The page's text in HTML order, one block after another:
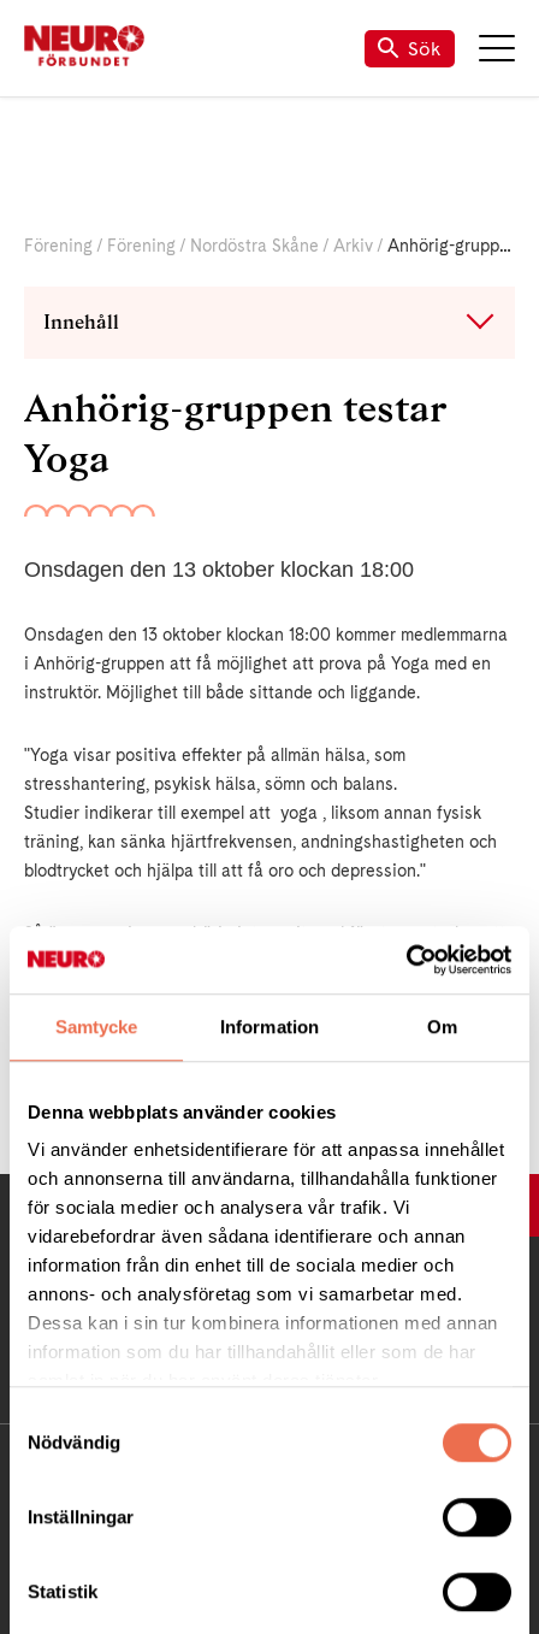
Samtycke Information Om
Denna webbplats använder cookies
Vi använder enhetsidentifierare för att anpassa innehållet
och annonserna till användarna, tillhandahålla funktioner
för sociala medier och analysera vår trafik. Vi
vidarebefordrar även sådana identifierare och annan
information från din enhet till de sociala medier och
annons- och analysföretag som vi samarbetar med.
Dessa kan i sin tur kombinera informationen med annan
information som du har tillhandahållit eller som de har
Nödvändig
Inställningar
Statistik
Till vår Facebook
Sök
Förening Förening Nordöstra Skåne Arkiv Anhörig-gruppen testar Yoga
Innehåll
Anhörig-gruppen testar
Yoga
Onsdagen den 13 oktober klockan 18:00
Onsdagen den 13 oktober klockan 18:00 kommer medlemmarna
i Anhörig-gruppen att få möjlighet att prova på Yoga med en
instruktör. Möjlighet till både sittande och liggande.
"Yoga visar positiva effekter på allmän hälsa, som
stresshantering, psykisk hälsa, sömn och balans.
Studier indikerar till exempel att yoga , liksom annan fysisk
träning, kan sänka hjärtfrekvensen, andningshastigheten och
blodtrycket och hjälpa till att få oro och depression."
Så även om ni som anhörig inte varit med förut, men tycker att
det låter intressant så är ni hjärtligt välkomna. Kontakta bara
ansvarige Olof Hedberg innan:0739-464767
Besöksadress:
Telefon: